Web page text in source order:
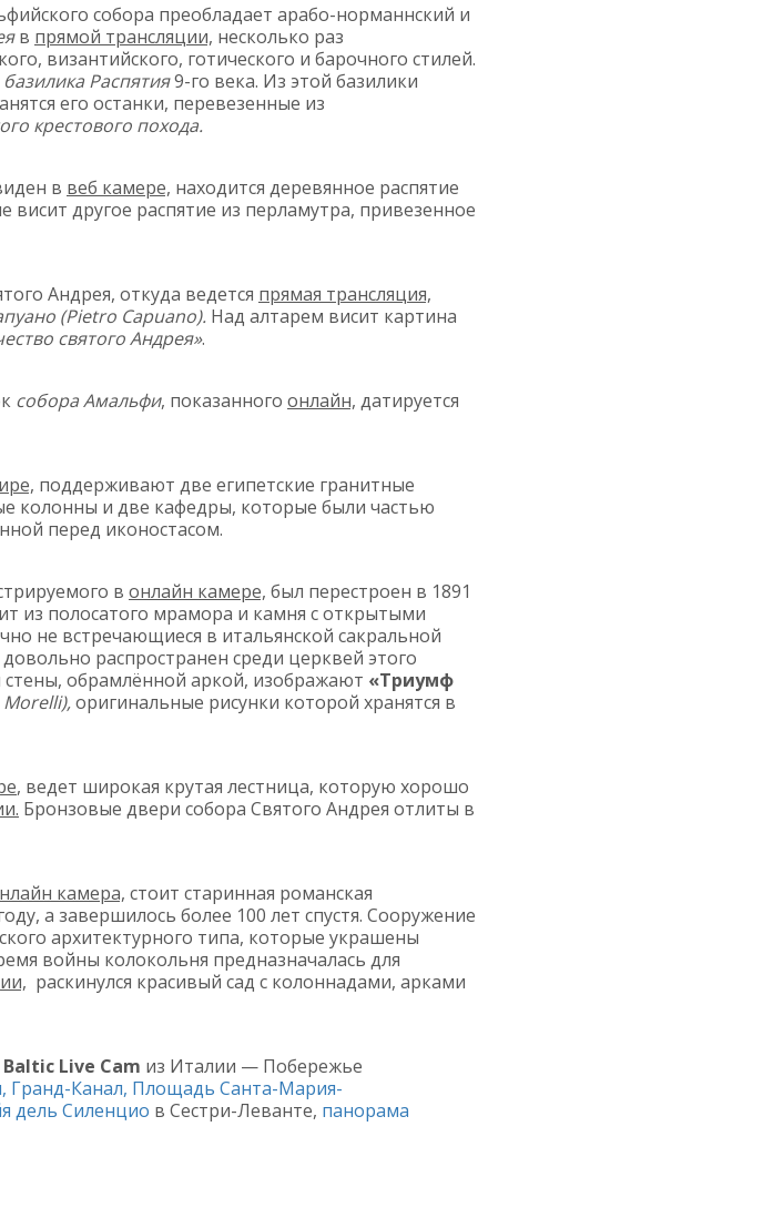
собора преобладает арабо-норманнский и
в прямой трансляции, несколько раз
византийского, готического и барочного стилей.
базилика Распятия9-го века. Из этой базилики
его останки, перевезенные из
крестового похода.
в веб камере, находится деревянное распятие
висит другое распятие из перламутра, привезенное
Андрея, откуда ведется прямая трансляция,
(Pietro Capuano). Над алтарем висит картина
святого Андрея».
собора Амальфи, показанного онлайн, датируется
поддерживают две египетские гранитные
колонны и две кафедры, которые были частью
перед иконостасом.
в онлайн камере, был перестроен в 1891
из полосатого мрамора и камня с открытыми
не встречающиеся в итальянской сакральной
распространен среди церквей этого
стены, обрамлённой аркой, изображают «Триумф
оригинальные рисунки которой хранятся в
, ведет широкая крутая лестница, которую хорошо
Бронзовые двери собора Святого Андрея отлиты в
камера, стоит старинная романская
а завершилось более 100 лет спустя. Сооружение
архитектурного типа, которые украшены
войны колокольня предназначалась для
раскинулся красивый сад с колоннадами, арками
Baltic Live Cam из Италии — Побережье
Гранд-Канал, Площадь Санта-Мария-
дель Силенцио в Сестри-Леванте, панорама